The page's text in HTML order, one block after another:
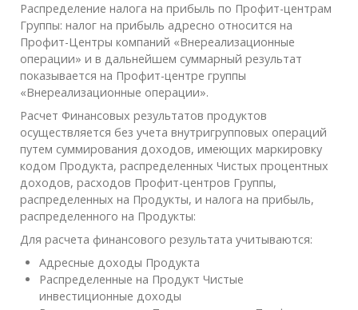
Распределение налога на прибыль по Профит-центрам
Группы: налог на прибыль адресно относится на
Профит-Центры компаний «Внереализационные
операции» и в дальнейшем суммарный результат
показывается на Профит-центре группы
«Внереализационные операции».
Расчет Финансовых результатов продуктов
осуществляется без учета внутригрупповых операций
путем суммирования доходов, имеющих маркировку
кодом Продукта, распределенных Чистых процентных
доходов, расходов Профит-центров Группы,
распределенных на Продукты, и налога на прибыль,
распределенного на Продукты:
Для расчета финансового результата учитываются:
Адресные доходы Продукта
Распределенные на Продукт Чистые
инвестиционные доходы